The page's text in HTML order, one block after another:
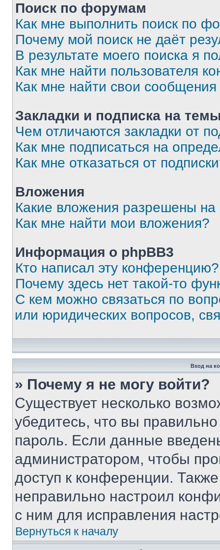
Поиск по форумам
Как мне выполнить поиск по
Почему мой поиск не даёт
В результате моего поиска я
Как мне найти пользователя
Как мне найти свои
Закладки и подписка на
Чем отличаются закладки от
Как мне подписаться на
Как мне отказаться от
Вложения
Какие вложения разрешены
Как мне найти мои вложения?
Информация о phpBB3
Кто написал эту конференцию?
Почему здесь нет такой-то
С кем можно связаться по
или юридических вопросов,
Вход на
» Почему я не могу войти?
Существует несколько
убедитесь, что вы
пароль. Если данные
администратором, чтобы
доступ к конференции.
неправильно настроил
с ним для исправления
Вернуться к началу